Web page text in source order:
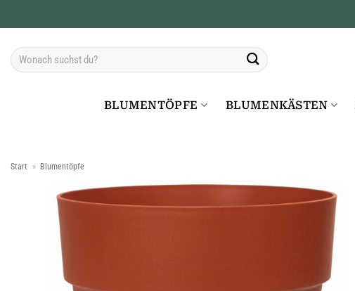
Inhalt
springen
Suchen
nach:
BLUMENTÖPFE BLUMENKÄSTEN
Start » Blumentöpfe